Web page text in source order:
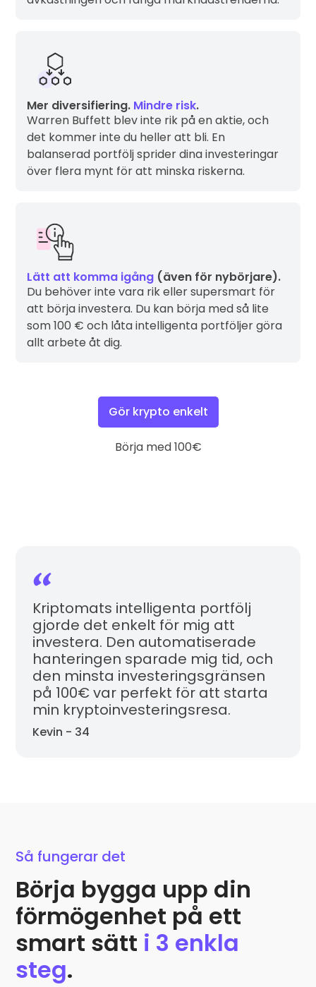
Mer diversifiering. Mindre risk.
Warren Buffett blev inte rik på en aktie, och
det kommer inte du heller att bli. En
balanserad portfölj sprider dina investeringar
över flera mynt för att minska riskerna.
Lätt att komma igång (även för nybörjare).
Du behöver inte vara rik eller supersmart för
att börja investera. Du kan börja med så lite
som 100 € och låta intelligenta portföljer göra
allt arbete åt dig.
Gör krypto enkelt
Börja med 100€
Kriptomats intelligenta portfölj
gjorde det enkelt för mig att
investera. Den automatiserade
hanteringen sparade mig tid, och
den minsta investeringsgränsen
på 100€ var perfekt för att starta
min kryptoinvesteringsresa.
Kevin - 34
Så fungerar det
Börja bygga upp din
förmögenhet på ett
smart sätt i 3 enkla
steg.